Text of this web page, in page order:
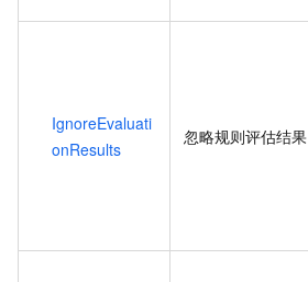
IgnoreEvaluati
onResults
忽略规则评估结果